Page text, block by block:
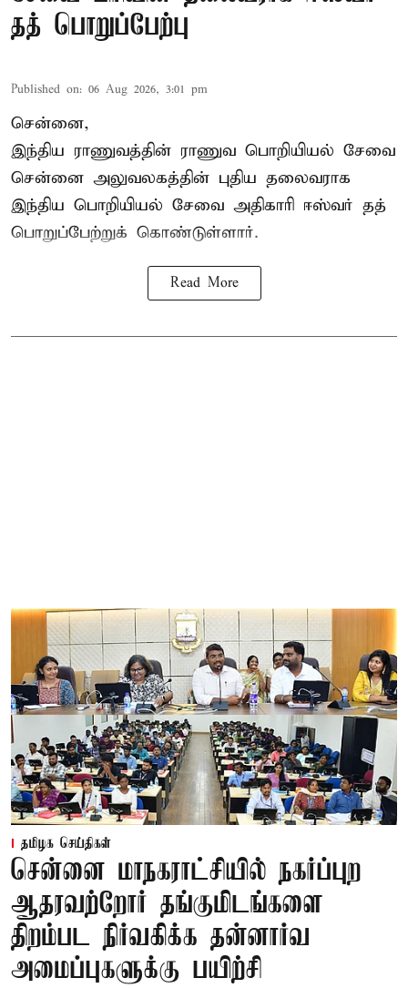
தத் பொறுப்பேற்பு
Published on: 06 Aug 2026, 3:01 pm
சென்னை,
இந்திய ராணுவத்தின் ராணுவ பொறியியல் சேவை
சென்னை அலுவலகத்தின் புதிய தலைவராக
இந்திய பொறியியல் சேவை அதிகாரி ஈஸ்வர் தத்
பொறுப்பேற்றுக் கொண்டுள்ளார்.
Read More
தமிழக செய்திகள்
சென்னை மாநகராட்சியில் நகர்ப்புற
ஆதரவற்றோர் தங்குமிடங்களை
திறம்பட நிர்வகிக்க தன்னார்வ
அமைப்புகளுக்கு பயிற்சி